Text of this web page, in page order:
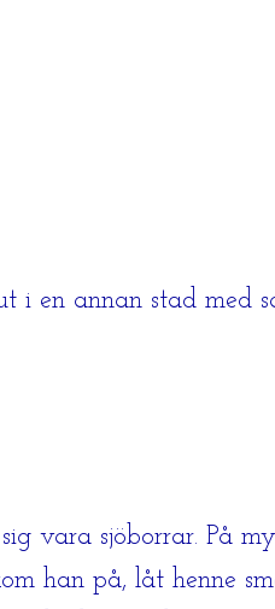
i en annan stad med
vara sjöborrar. På
han på, låt henne